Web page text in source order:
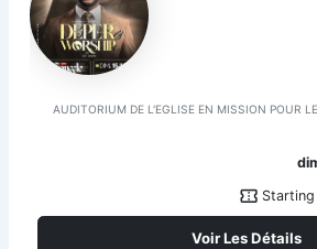
DEEPER WORSHIP 6
confirmation_number
Voir Les Détails